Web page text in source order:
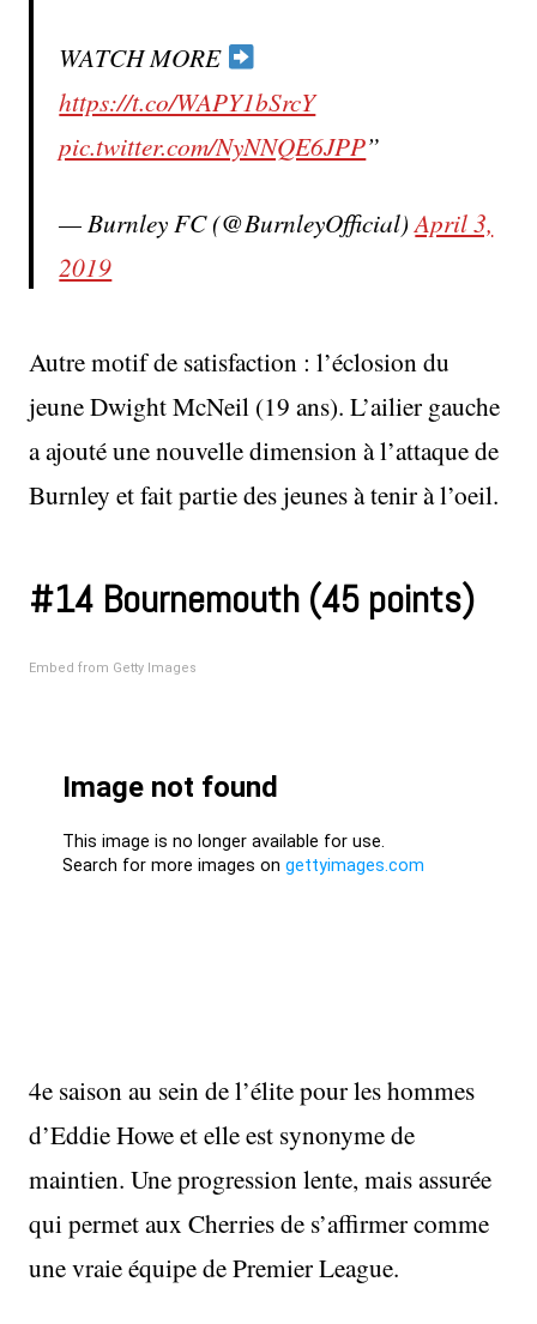
WATCH MORE
https://t.co/WAPY1bSrcY
pic.twitter.com/NyNNQE6JPP
— Burnley FC (@BurnleyOfficial)April 3,
2019
Autre motif de satisfaction : l’éclosion du
jeune Dwight McNeil (19 ans). L’ailier gauche
a ajouté une nouvelle dimension à l’attaque de
Burnley et fait partie des jeunes à tenir à l’oeil.
#14 Bournemouth (45 points)
Embed from Getty Images
4e saison au sein de l’élite pour les hommes
d’Eddie Howe et elle est synonyme de
maintien. Une progression lente, mais assurée
qui permet aux Cherries de s’affirmer comme
une vraie équipe de Premier League.